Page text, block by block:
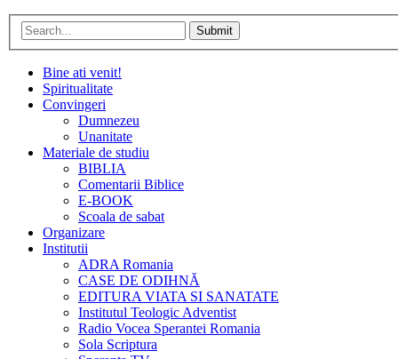
Submit
Bine ati venit!
Spiritualitate
Convingeri
Dumnezeu
Unanitate
Materiale de studiu
BIBLIA
Comentarii Biblice
E-BOOK
Scoala de sabat
Organizare
Institutii
ADRA Romania
CASE DE ODIHNĂ
EDITURA VIATA SI SANATATE
Institutul Teologic Adventist
Radio Vocea Sperantei Romania
Sola Scriptura